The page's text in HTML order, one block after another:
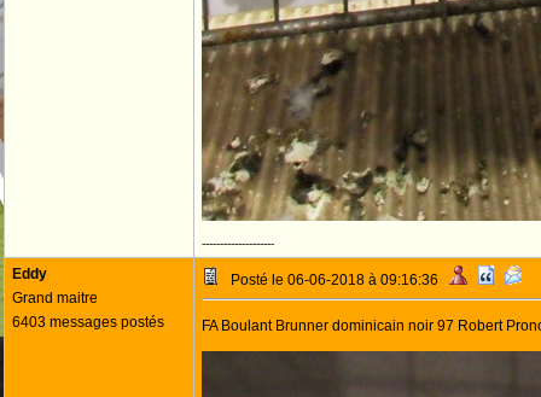
--------------------
Eddy
Grand maitre
6403 messages postés
Posté le 06-06-2018 à 09:16:36
FA Boulant Brunner dominicain noir 97 Robert